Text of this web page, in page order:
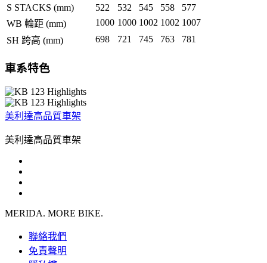
S STACKS (mm)
522 532 545 558
577
WB 輪距 (mm)
1000 1000 1002 1002 1007
SH 跨高 (mm)
698 721 745 763 781
車系特色
美利達高品質車架
美利達高品質車架
MERIDA. MORE BIKE.
聯絡我們
免責聲明